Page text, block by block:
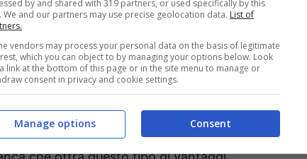
– uspms.it
banca riguardo ai
prelievi
hanno accordi con istituti finanziari
denaro
senza commissionio a costi
by and shared with 319 partners, or used specifically by this
We and our partners may use precise geolocation data. List of
vendors may process your personal data on the basis of legitimate
which you can object to by managing your options below. Look
link at the bottom of this page or in the site menu to manage or
consent in privacy and cookie settings.
Consent
Manage options